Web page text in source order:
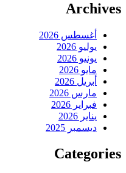
Archives
أغسطس 2026
يوليو 2026
يونيو 2026
مايو 2026
أبريل 2026
مارس 2026
فبراير 2026
يناير 2026
ديسمبر 2025
Categories